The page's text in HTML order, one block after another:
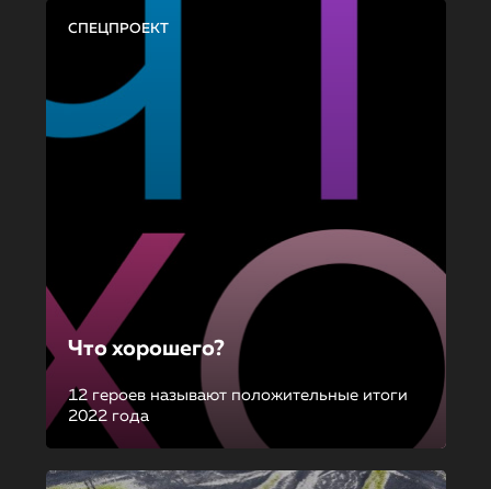
СПЕЦПРОЕКТ
Что хорошего?
12 героев называют положительные итоги
2022 года